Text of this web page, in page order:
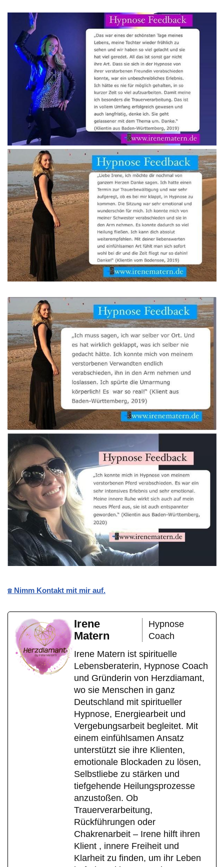
☎️ Nimm Kontakt mit mir auf.
Irene
Matern
Hypnose
Coach
Irene Matern ist spirituelle
Lebensberaterin, Hypnose Coach
und Gründerin von Herzdiamant,
wo sie Menschen in ganz
Deutschland mit spiritueller
Hypnose, Energiearbeit und
Vergebungsarbeit begleitet. Mit
einem einfühlsamen Ansatz
unterstützt sie ihre Klienten,
emotionale Blockaden zu lösen,
Selbstliebe zu stärken und
tiefgehende Heilungsprozesse
anzustoßen. Ob
Trauerverarbeitung,
Rückführungen oder
Chakrenarbeit – Irene hilft ihren
Klient , innere Freiheit und
Klarheit zu finden, um ihr Leben